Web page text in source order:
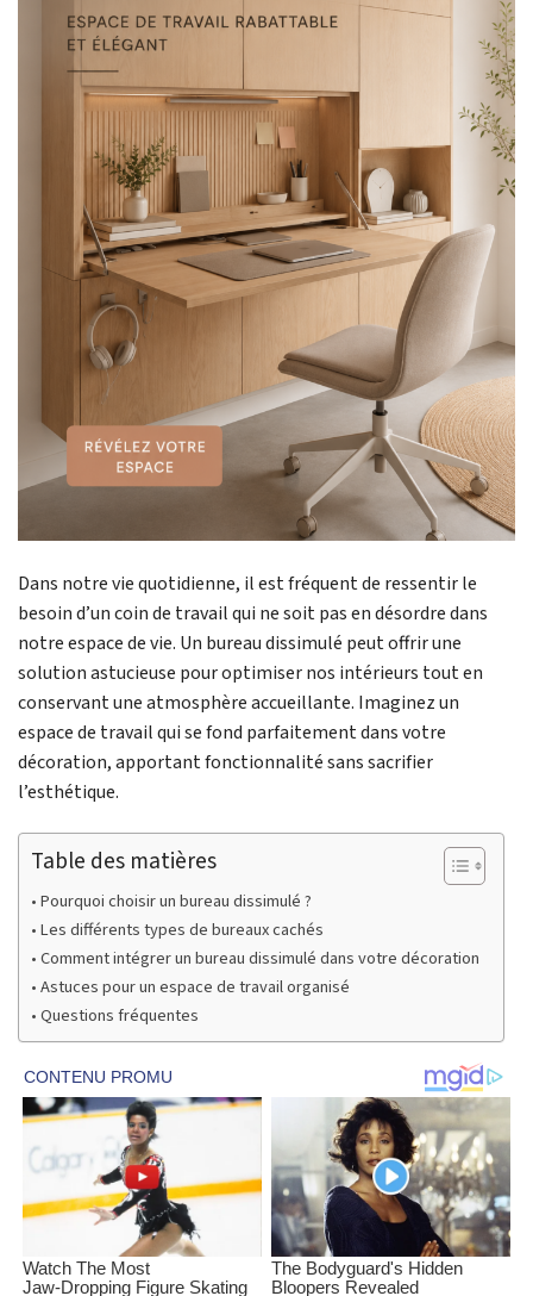
Dans notre vie quotidienne, il est fréquent de ressentir le
besoin d’un coin de travail qui ne soit pas en désordre dans
notre espace de vie. Un bureau dissimulé peut offrir une
solution astucieuse pour optimiser nos intérieurs tout en
conservant une atmosphère accueillante. Imaginez un
espace de travail qui se fond parfaitement dans votre
décoration, apportant fonctionnalité sans sacrifier
l’esthétique.
Table des matières
Pourquoi choisir un bureau dissimulé ?
Les différents types de bureaux cachés
Comment intégrer un bureau dissimulé dans votre décoration
Astuces pour un espace de travail organisé
Questions fréquentes